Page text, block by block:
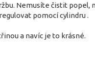
Nemusíte čistit popel,
pomocí cylindru .
a navíc je to krásné.